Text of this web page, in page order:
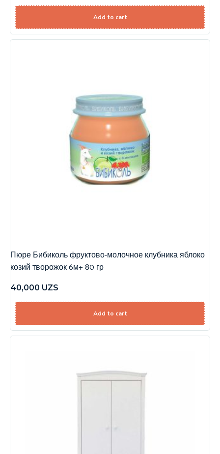
Add to cart
Пюре Бибиколь фруктово-молочное клубника яблоко
козий творожок 6м+ 80 гр
40,000 UZS
Add to cart